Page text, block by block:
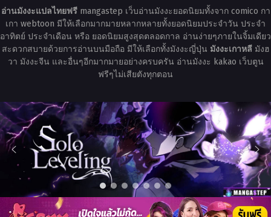
อ่านมังงะแปลไทยฟรีmangastep เว็บอ่านมังงะยอดนิยมทั้งจาก comico กา
เกา webtoon มีให้เลือกมากมายหลากหลายทั้งยอดนิยมประจำวัน ประจำ
อาทิตย์ ประจำเดือน หรือ ยอดนิยมสูงสุดตลอดกาล อ่านง่ายๆภายในจิ้มเดียว
สะดวกสบายด้วยการอ่านบนมือถือ มีให้เลือกทั้งมังงะญี่ปุ่น มังงะเกาหลีมังฮ
วา มังงะจีน และอื่นๆอีกมากมายอย่างครบครัน อ่านมังงะ kakao เว็บตูน
ฟรีๆไม่เสียตังทุกตอน